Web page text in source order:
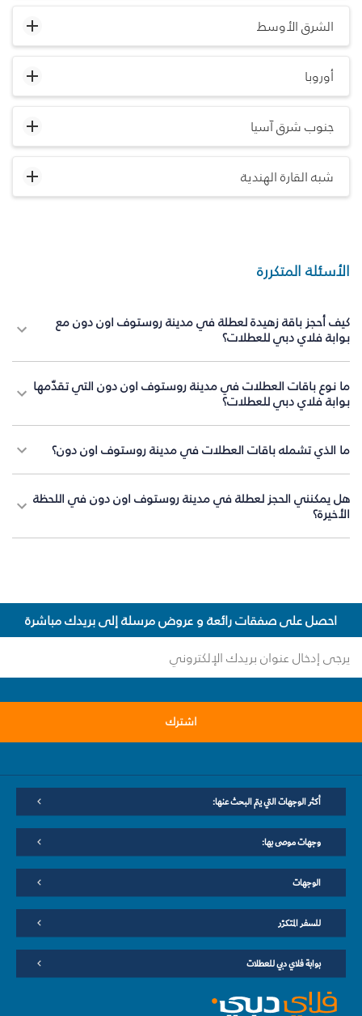
الشرق الأوسط
أوروبا
جنوب شرق آسيا
شبه القارة الهندية
الأسئلة المتكررة
كيف أحجز باقة زهيدة لعطلة في مدينة روستوف اون دون مع
بوابة فلاي دبي للعطلات؟
ما نوع باقات العطلات في مدينة روستوف اون دون التي تقدّمها
بوابة فلاي دبي للعطلات؟
ما الذي تشمله باقات العطلات في مدينة روستوف اون دون؟
هل يمكنني الحجز لعطلة في مدينة روستوف اون دون في اللحظة
الأخيرة؟
احصل على صفقات رائعة و عروض مرسلة إلى بريدك مباشرة
اشترك
أكثر الوجهات التي يتم البحث عنها:
وجهات موصى بها:
الوجهات
للسفر المتكرّر
بوابة فلاي دبي للعطلات